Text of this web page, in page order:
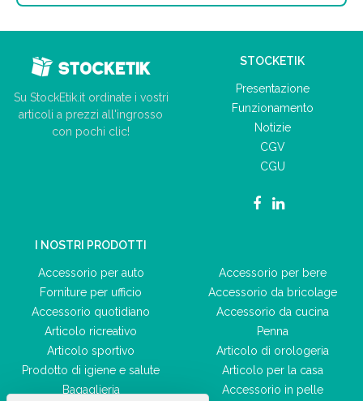
Su StockEtik.it ordinate i vostri
articoli a prezzi all'ingrosso
con pochi clic!
STOCKETIK
Presentazione
Funzionamento
Notizie
CGV
CGU
I NOSTRI PRODOTTI
Accessorio per auto
Forniture per ufficio
Accessorio quotidiano
Articolo ricreativo
Articolo sportivo
Prodotto di igiene e salute
Bagaglieria
Accessorio per bere
Accessorio da bricolage
Accessorio da cucina
Penna
Articolo di orologeria
Articolo per la casa
Accessorio in pelle